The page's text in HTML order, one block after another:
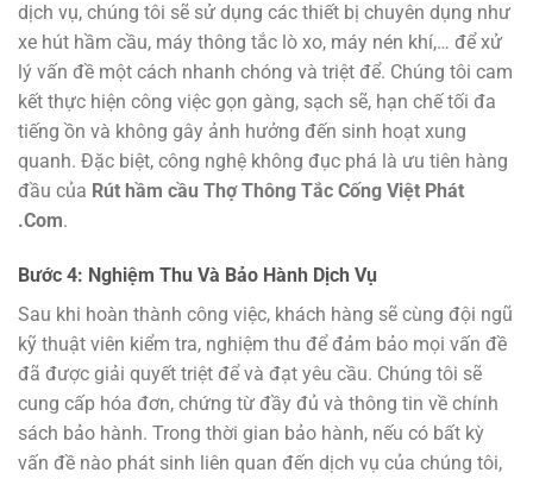
dịch vụ, chúng tôi sẽ sử dụng các thiết bị chuyên dụng như
xe hút hầm cầu, máy thông tắc lò xo, máy nén khí,… để xử
lý vấn đề một cách nhanh chóng và triệt để. Chúng tôi cam
kết thực hiện công việc gọn gàng, sạch sẽ, hạn chế tối đa
tiếng ồn và không gây ảnh hưởng đến sinh hoạt xung
quanh. Đặc biệt, công nghệ không đục phá là ưu tiên hàng
đầu của Rút hầm cầu Thợ Thông Tắc Cống Việt Phát
.Com.
Bước 4: Nghiệm Thu Và Bảo Hành Dịch Vụ
Sau khi hoàn thành công việc, khách hàng sẽ cùng đội ngũ
kỹ thuật viên kiểm tra, nghiệm thu để đảm bảo mọi vấn đề
đã được giải quyết triệt để và đạt yêu cầu. Chúng tôi sẽ
cung cấp hóa đơn, chứng từ đầy đủ và thông tin về chính
sách bảo hành. Trong thời gian bảo hành, nếu có bất kỳ
vấn đề nào phát sinh liên quan đến dịch vụ của chúng tôi,